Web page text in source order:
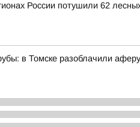
России потушили 62
в Томске разоблачили